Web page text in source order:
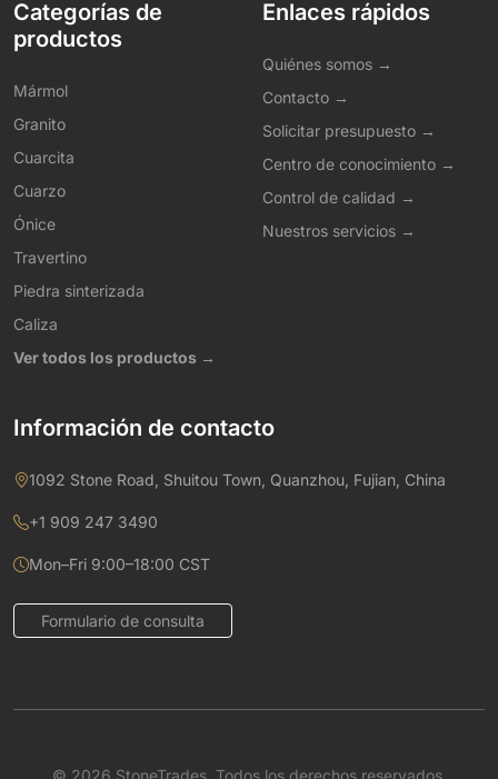
Categorías de
productos
Mármol
Granito
Cuarcita
Cuarzo
Ónice
Travertino
Piedra sinterizada
Caliza
Ver todos los productos →
Enlaces rápidos
Quiénes somos →
Contacto →
Solicitar presupuesto →
Centro de conocimiento →
Control de calidad →
Nuestros servicios →
Información de contacto
1092 Stone Road, Shuitou Town, Quanzhou, Fujian, China
+1 909 247 3490
Mon–Fri 9:00–18:00 CST
Formulario de consulta
© 2026 StoneTrades. Todos los derechos reservados.